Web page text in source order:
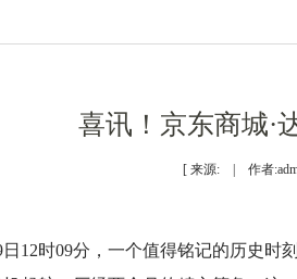
喜讯！京东商城·
[ 来源: | 作者
日12时09分，一个值得铭记的历史